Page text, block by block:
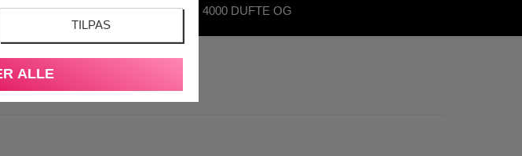
TILPAS
ALLE
WEBSHOP OVER 4000 DUFTE OG
SKØNHEDSPRODUKTER